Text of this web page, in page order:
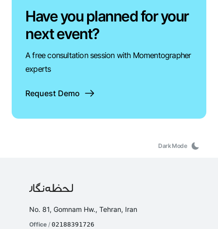
Have you planned for your
next event?
A free consultation session with Momentographer
experts
Request Demo
Dark Mode
No. 81, Gomnam Hw., Tehran, Iran
Office / 02188391726